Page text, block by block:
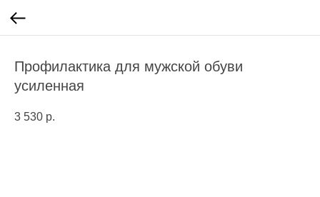
Профилактика для мужской обуви
усиленная
3 530 р.